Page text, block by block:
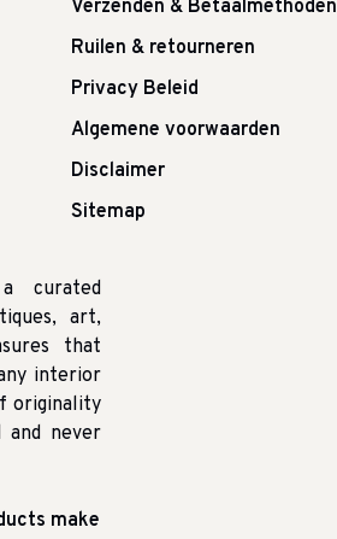
Verzenden & Betaalmethoden
Ruilen & retourneren
Privacy Beleid
Algemene voorwaarden
Disclaimer
Sitemap
curated
art,
that
interior
originality
and never
make